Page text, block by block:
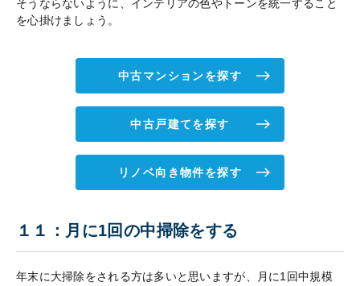
そうならないように、インテリアの色やトーンを統一すること
を心掛けましょう。
中古マンションを探す
中古戸建てを探す
リノベ向き物件を探す
１１：月に1回の中掃除をする
年末に大掃除をされる方は多いと思いますが、月に1回中規模